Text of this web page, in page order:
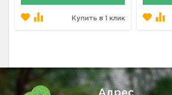
Купить в 1 клик
Адрес